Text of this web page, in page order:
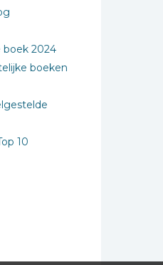
boek 2024
boeken
10